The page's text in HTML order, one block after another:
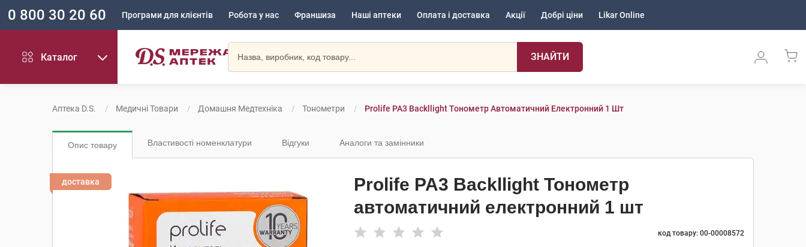
0 800 30 20 60 Програми для клієнтів Робота у нас Франшиза Наші аптеки Оплата і доставка Акції Добрі ціни Likar Online
Каталог ЗНАЙТИ
Аптека D.S. Медичні Товари Домашня Медтехніка Тонометри Prolife PA3 Backllight Тонометр Автоматичний Електронний 1 Шт
Опис товару Властивості номенклатури Відгуки Аналоги та замінники
доставка
Prolife PA3 Backllight Тонометр
автоматичний електронний 1 шт
код товару: 00-00008572